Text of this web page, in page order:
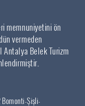
memnuniyetini ön
vermeden
Antalya Belek Turizm
Bomonti-Şişli-